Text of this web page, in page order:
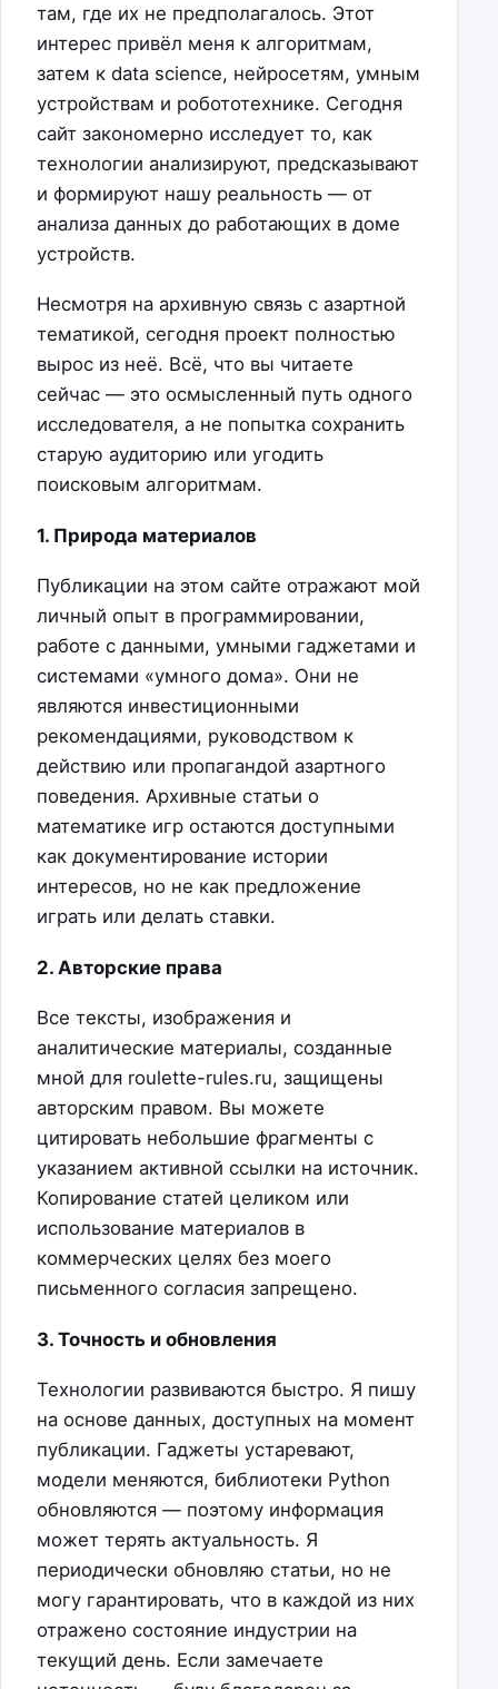
там, где их не предполагалось. Этот
интерес привёл меня к алгоритмам,
затем к data science, нейросетям, умным
устройствам и робототехнике. Сегодня
сайт закономерно исследует то, как
технологии анализируют, предсказывают
и формируют нашу реальность — от
анализа данных до работающих в доме
устройств.
Несмотря на архивную связь с азартной
тематикой, сегодня проект полностью
вырос из неё. Всё, что вы читаете
сейчас — это осмысленный путь одного
исследователя, а не попытка сохранить
старую аудиторию или угодить
поисковым алгоритмам.
1. Природа материалов
Публикации на этом сайте отражают мой
личный опыт в программировании,
работе с данными, умными гаджетами и
системами «умного дома». Они не
являются инвестиционными
рекомендациями, руководством к
действию или пропагандой азартного
поведения. Архивные статьи о
математике игр остаются доступными
как документирование истории
интересов, но не как предложение
играть или делать ставки.
2. Авторские права
Все тексты, изображения и
аналитические материалы, созданные
мной для roulette-rules.ru, защищены
авторским правом. Вы можете
цитировать небольшие фрагменты с
указанием активной ссылки на источник.
Копирование статей целиком или
использование материалов в
коммерческих целях без моего
письменного согласия запрещено.
3. Точность и обновления
Технологии развиваются быстро. Я пишу
на основе данных, доступных на момент
публикации. Гаджеты устаревают,
модели меняются, библиотеки Python
обновляются — поэтому информация
может терять актуальность. Я
периодически обновляю статьи, но не
могу гарантировать, что в каждой из них
отражено состояние индустрии на
текущий день. Если замечаете